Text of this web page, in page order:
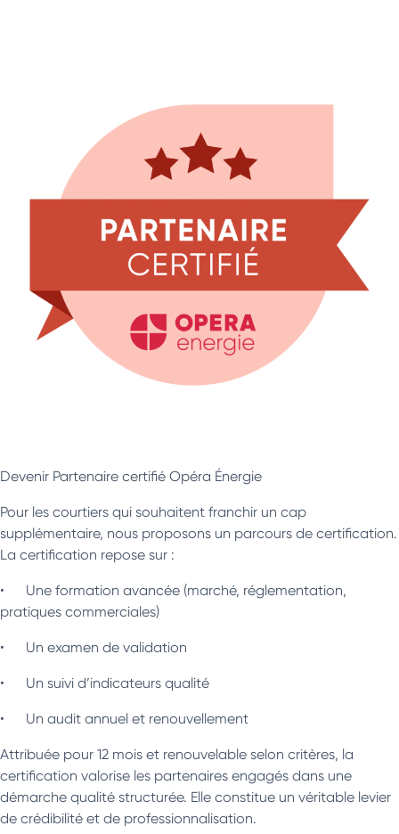
Devenir Partenaire certifié Opéra Énergie
Pour les courtiers qui souhaitent franchir un cap
supplémentaire, nous proposons un parcours de certification.
La certification repose sur :
• Une formation avancée (marché, réglementation,
pratiques commerciales)
• Un examen de validation
• Un suivi d’indicateurs qualité
• Un audit annuel et renouvellement
Attribuée pour 12 mois et renouvelable selon critères, la
certification valorise les partenaires engagés dans une
démarche qualité structurée. Elle constitue un véritable levier
de crédibilité et de professionnalisation.